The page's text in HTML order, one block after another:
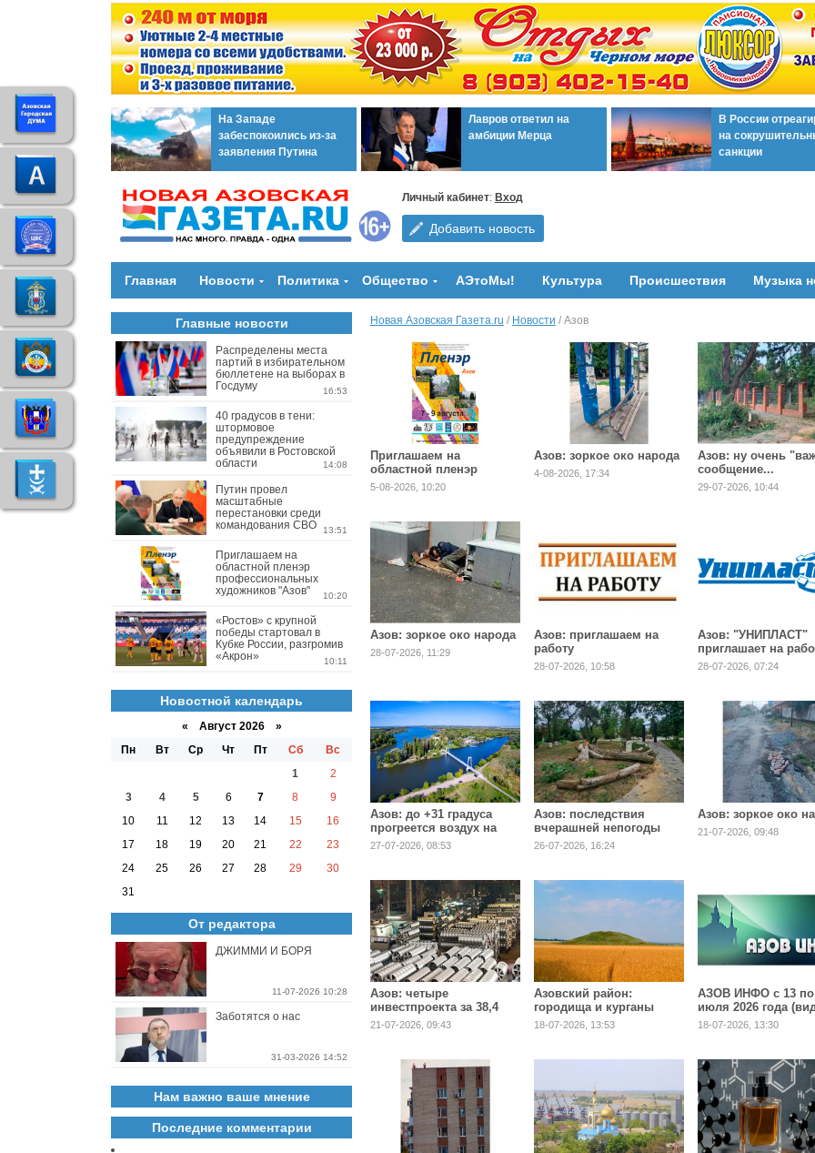
На Западе
забеспокоились из-за
заявления Путина
Лавров ответил на
амбиции Мерца
В России
на
санкции
Личный кабинет: Вход
Добавить новость
Главная Новости Политика Общество АЭтоМы! Культура Происшествия Музыка
Новая Азовская Газета.ru / Новости / Азов
Приглашаем на
областной пленэр
профессиональных
художников "Азов"
5-08-2026, 10:20
Азов: зоркое око народа
4-08-2026, 17:34
Азов: ну очень
сообщение...
29-07-2026, 10:44
Азов: зоркое око народа
28-07-2026, 11:29
Азов: приглашаем на
работу
28-07-2026, 10:58
Азов: "УНИПЛАСТ"
приглашает на
28-07-2026, 07:24
Азов: до +31 градуса
прогреется воздух на
последней рабочей
неделе июля
27-07-2026, 08:53
Азов: последствия
вчерашней непогоды
устраняются
26-07-2026, 16:24
Азов: зоркое око
21-07-2026, 09:48
Азов: четыре
инвестпроекта за 38,4
млрд рублей реализуют
в городе до 2027 года
21-07-2026, 09:43
Азовский район:
городища и курганы
взяли под охрану
государства
18-07-2026, 13:53
АЗОВ ИНФО с 13 по
июля 2026 года
по ссылкам)
18-07-2026, 13:30
Главные новости
Распределены места
партий в избирательном
бюллетене на выборах в
Госдуму
16:53
40 градусов в тени:
штормовое
предупреждение
объявили в Ростовской
области
14:08
Путин провел
масштабные
перестановки среди
командования СВО
13:51
Приглашаем на
областной пленэр
профессиональных
художников "Азов"
10:20
«Ростов» с крупной
победы стартовал в
Кубке России, разгромив
«Акрон»
10:11
Новостной календарь
« Август 2026 »
Пн
Вт Ср Чт Пт Сб
Вс
1
2
3
4 5 6 7 8
9
10
11 12 13 14 15
16
17
18 19 20 21 22
23
24
25 26 27 28 29
30
31
От редактора
ДЖИММИ И БОРЯ
11-07-2026 10:28
Заботятся о нас
31-03-2026 14:52
Нам важно ваше мнение
Последние комментарии